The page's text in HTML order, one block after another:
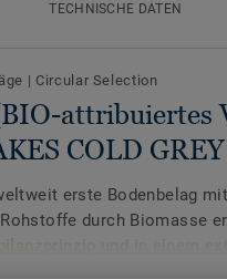
TECHNISCHE DATEN
| Circular Selection
attribuiertes
COLD
erste Bodenbelag
durch Biomasse
und in einem
einen natürlichen,